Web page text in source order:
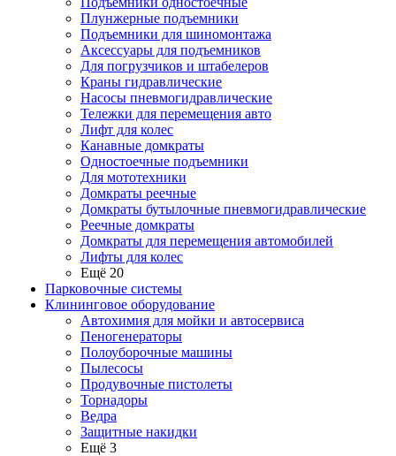
Плунжерные подъемники
Подъемники для шиномонтажа
Аксессуары для подъемников
Для погрузчиков и штабелеров
Краны гидравлические
Насосы пневмогидравлические
Тележки для перемещения авто
Лифт для колес
Канавные домкраты
Одностоечные подъемники
Для мототехники
Домкраты реечные
Домкраты бутылочные пневмогидравлические
Реечные домкраты
Домкраты для перемещения автомобилей
Лифты для колес
Ещё 20
Парковочные системы
Клининговое оборудование
Автохимия для мойки и автосервиса
Пеногенераторы
Полоуборочные машины
Пылесосы
Продувочные пистолеты
Торнадоры
Ведра
Защитные накидки
Ещё 3